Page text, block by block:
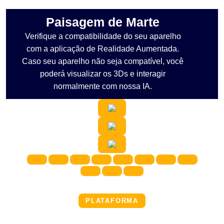
Paisagem de Marte
Verifique a compatibilidade do seu aparelho
com a aplicação de Realidade Aumentada.
Caso seu aparelho não seja compatível, você
poderá visualizar os 3Ds e interagir
normalmente com nossa IA.
PLATAFORMA